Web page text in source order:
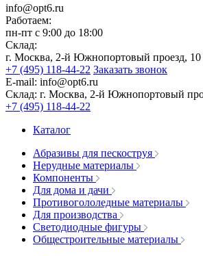
info@opt6.ru
Работаем:
пн-пт с 9:00 до 18:00
Склад:
г. Москва, 2-й Южнопортовый проезд, 10
+7 (495) 118-44-22 Заказать звонок
E-mail: info@opt6.ru
Склад: г. Москва, 2-й Южнопортовый
+7 (495) 118-44-22
Каталог
Абразивы для пескоструя
Нерудные материалы
Компоненты
Для дома и дачи
Противогололедные материалы
Для производства
Светодиодные фигуры
Общестроительные материалы